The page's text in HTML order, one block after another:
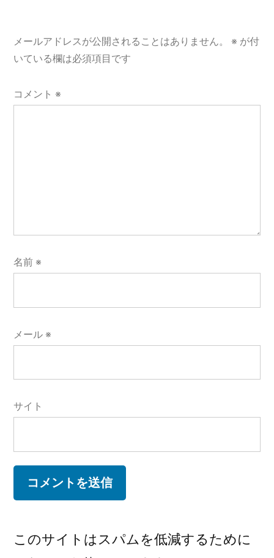
ンメールアドレスが公開されることはありません。 ※ が付
いている欄は必須項目です
コメント ※
名前 ※
メール ※
サイト
このサイトはスパムを低減するために